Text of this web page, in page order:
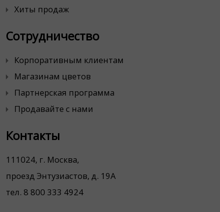
Хиты продаж
Сотрудничество
Корпоративным клиентам
Магазинам цветов
Партнерская программа
Продавайте с нами
Контакты
111024, г. Москва,
проезд Энтузиастов, д. 19А
тел. 8 800 333 4924